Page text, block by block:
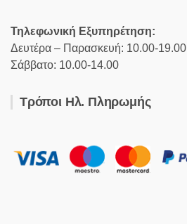
Τηλεφωνική Εξυπηρέτηση:
Δευτέρα – Παρασκευή: 10.00-19.00
Σάββατο: 10.00-14.00
Τρόποι Ηλ. Πληρωμής